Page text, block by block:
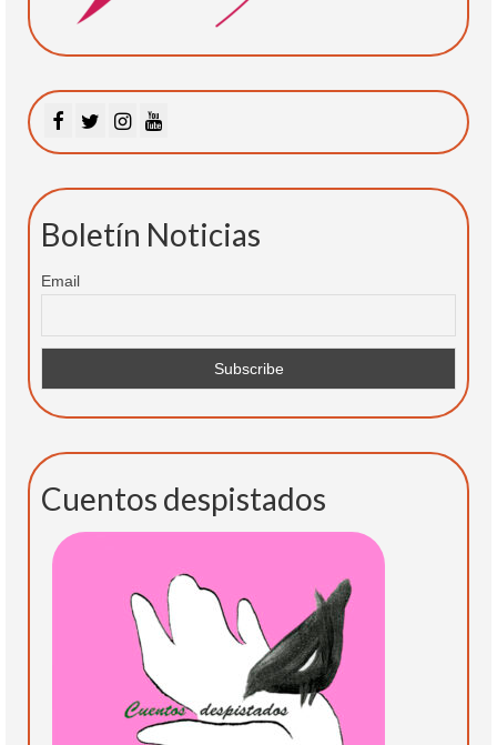
Boletín Noticias
Email
Cuentos despistados